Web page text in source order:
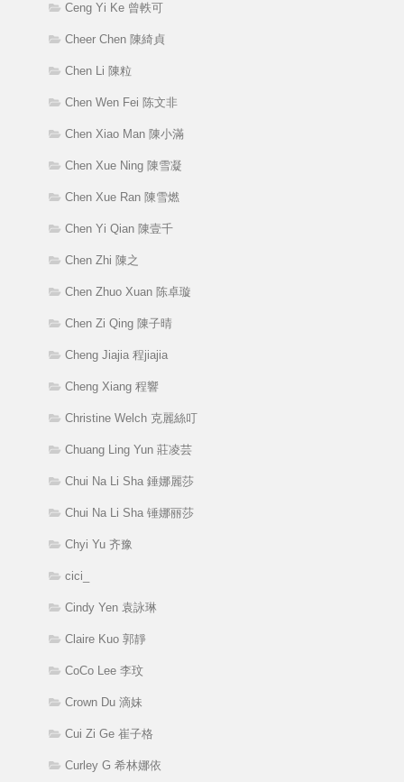
Ceng Yi Ke 曾軼可
Cheer Chen 陳綺貞
Chen Li 陳粒
Chen Wen Fei 陈文非
Chen Xiao Man 陳小滿
Chen Xue Ning 陳雪凝
Chen Xue Ran 陳雪燃
Chen Yi Qian 陳壹千
Chen Zhi 陳之
Chen Zhuo Xuan 陈卓璇
Chen Zi Qing 陳子晴
Cheng Jiajia 程jiajia
Cheng Xiang 程響
Christine Welch 克麗絲叮
Chuang Ling Yun 莊凌芸
Chui Na Li Sha 錘娜麗莎
Chui Na Li Sha 锤娜丽莎
Chyi Yu 齐豫
cici_
Cindy Yen 袁詠琳
Claire Kuo 郭靜
CoCo Lee 李玟
Crown Du 滴妹
Cui Zi Ge 崔子格
Curley G 希林娜依